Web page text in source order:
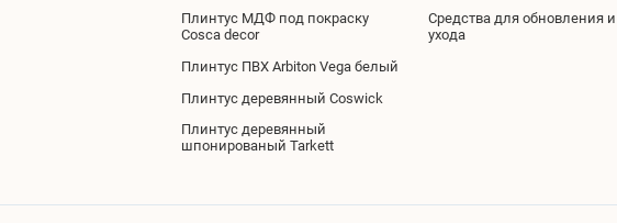
Плинтус МДФ под покраску
Cosca decor
Плинтус ПВХ Arbiton Vega белый
Плинтус деревянный Coswick
Плинтус деревянный
шпонированый Tarkett
Средства для обновления и
ухода